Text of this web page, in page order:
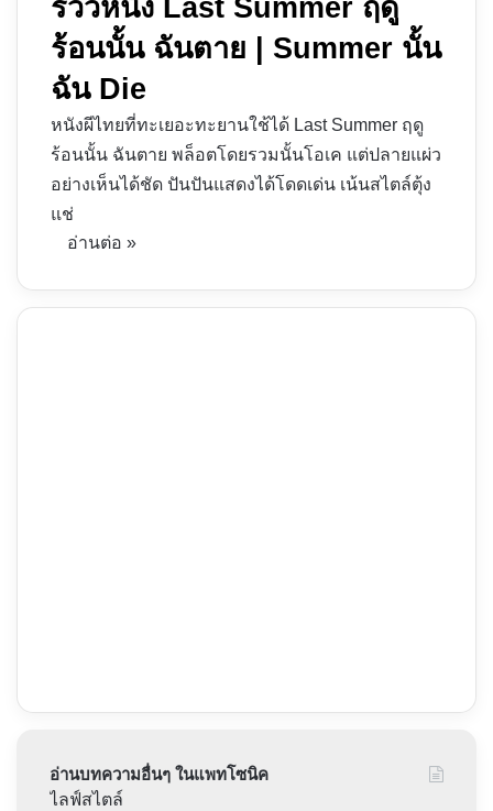
รีวิวหนัง Last Summer ฤดู
ร้อนนั้น ฉันตาย | Summer นั้น
ฉัน Die
หนังผีไทยที่ทะเยอะทะยานใช้ได้ Last Summer ฤดู
ร้อนนั้น ฉันตาย พล็อตโดยรวมนั้นโอเค แต่ปลายแผ่ว
อย่างเห็นได้ชัด ปันปันแสดงได้โดดเด่น เน้นสไตล์ตุ้ง
แช่
อ่านต่อ »
อ่านบทความอื่นๆ ในแพทโซนิค
ไลฟ์สไตล์